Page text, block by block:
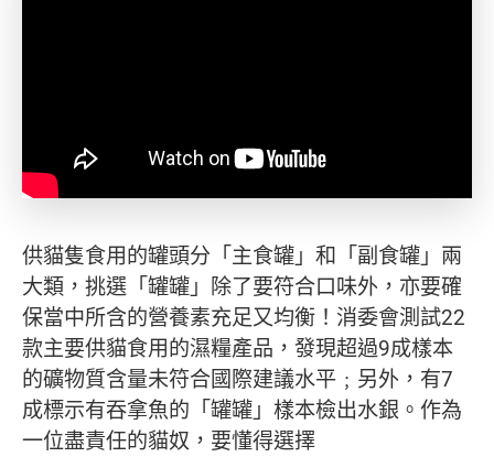
供貓隻食用的罐頭分「主食罐」和「副食罐」兩
大類，挑選「罐罐」除了要符合口味外，亦要確
保當中所含的營養素充足又均衡！消委會測試22
款主要供貓食用的濕糧產品，發現超過9成樣本
的礦物質含量未符合國際建議水平﹔另外，有7
成標示有吞拿魚的「罐罐」樣本檢出水銀。作為
一位盡責任的貓奴，要懂得選擇